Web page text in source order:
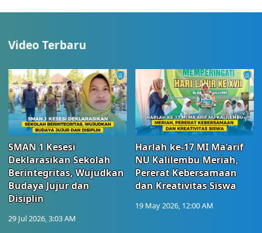
Video Terbaru
SMAN 1 Kesesi
Deklarasikan Sekolah
Berintegritas, Wujudkan
Budaya Jujur dan
Disiplin
29 Jul 2026, 3:03 AM
Harlah ke-17 MI Ma’arif
NU Kalilembu Meriah,
Pererat Kebersamaan
dan Kreativitas Siswa
19 May 2026, 12:00 AM